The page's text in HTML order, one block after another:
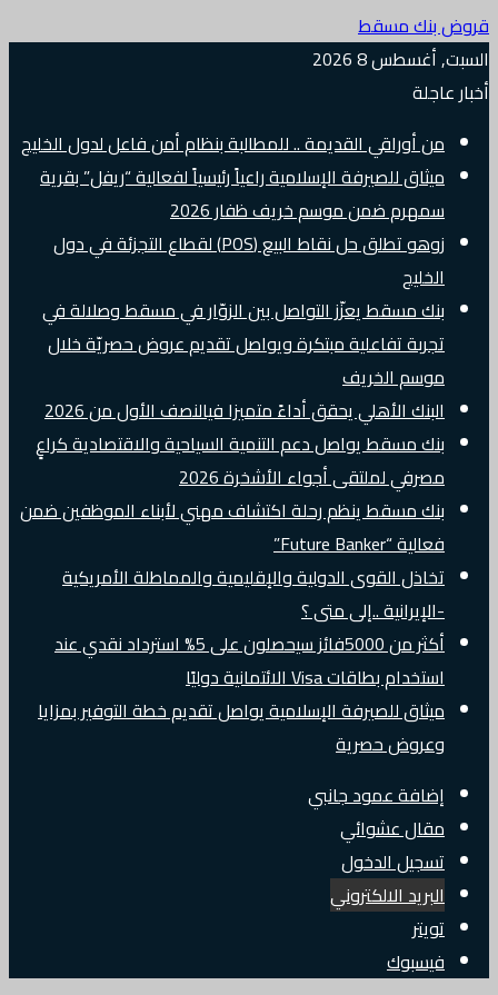
قروض بنك مسقط
السبت, أغسطس 8 2026
أخبار عاجلة
من أوراقي القديمة .. للمطالبة بنظام أمن فاعل لدول الخليج
ميثاق للصيرفة الإسلامية راعياً رئيسياً لفعالية “ريفل” بقرية
سمهرم ضمن موسم خريف ظفار 2026
زوهو تطلق حل نقاط البيع (POS) لقطاع التجزئة في دول
الخليج
بنك مسقط يعزّز التواصل بين الزوّار في مسقط وصلالة في
تجربة تفاعلية مبتكرة ويواصل تقديم عروض حصريّة خلال
موسم الخريف
البنك الأهلي يحقق أداءً متميزا فيالنصف الأول من 2026
بنك مسقط يواصل دعم التنمية السياحية والاقتصادية كراعٍ
مصرفي لملتقى أجواء الأشخرة 2026
بنك مسقط ينظم رحلة اكتشاف مهني لأبناء الموظفين ضمن
فعالية “Future Banker”
تخاذل القوى الدولية والإقليمية والمماطلة الأمريكية
-الإيرانية ..إلى متى ؟
أكثر من 5000فائز سيحصلون على 5% استرداد نقدي عند
استخدام بطاقات Visa الائتمانية دوليًا
ميثاق للصيرفة الإسلامية يواصل تقديم خطة التوفير بمزايا
وعروض حصرية
إضافة عمود جانبي
مقال عشوائي
تسجيل الدخول
البريد الالكتروني
تويتر
فيسبوك